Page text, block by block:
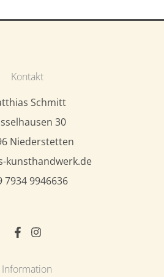
Kontakt
Schmitt
30
Niederstetten
kunsthandwerk.de
7934 9946636
Information